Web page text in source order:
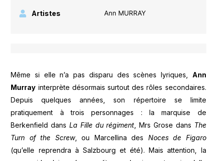
Artistes Ann MURRAY
Même si elle n’a pas disparu des scènes lyriques, Ann
Murray interprète désormais surtout des rôles secondaires.
Depuis quelques années, son répertoire se limite
pratiquement à trois personnages : la marquise de
Berkenfield dans La Fille du régiment , Mrs Grose dans The
Turn of the Screw, ou Marcellina des Noces de Figaro
(qu’elle reprendra à Salzbourg et été). Mais attention, la